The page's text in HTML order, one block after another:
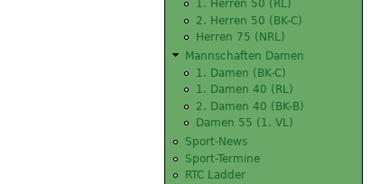
1. Herren 50 (RL)
2. Herren 50 (BK-C)
Herren 75 (NRL)
Mannschaften Damen
1. Damen (BK-C)
1. Damen 40 (RL)
2. Damen 40 (BK-B)
Damen 55 (1. VL)
Sport-News
Sport-Termine
RTC Ladder